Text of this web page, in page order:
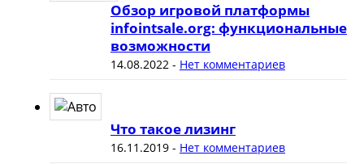
Обзор игровой платформы
infointsale.org: функциональные
возможности
14.08.2022- Нет комментариев
Что такое лизинг
16.11.2019- Нет комментариев